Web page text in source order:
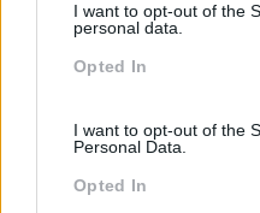
not limited to your visit or
grant or deny consent to
use your data for below
I want to opt-out of the
personal data.
Opted In
I want to opt-out of the
Personal Data.
Opted In
do que se possa pensar, a
LEIA MAIS